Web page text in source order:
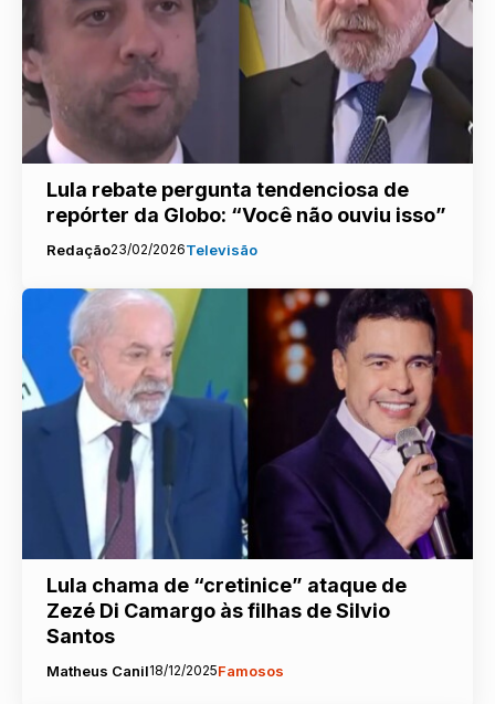
Lula rebate pergunta tendenciosa de
repórter da Globo: “Você não ouviu isso”
Redação23/02/2026Televisão
Lula chama de “cretinice” ataque de
Zezé Di Camargo às filhas de Silvio
Santos
Matheus Canil18/12/2025Famosos